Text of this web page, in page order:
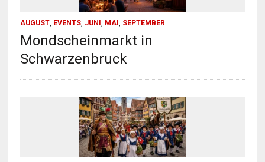
AUGUST, EVENTS, JUNI , MAI , SEPTEMBER
Mondscheinmarkt in
Schwarzenbruck